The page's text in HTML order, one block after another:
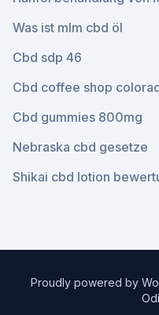
Was ist mlm cbd öl
Cbd sdp 46
Cbd coffee shop
Cbd gummies 800mg
Nebraska cbd gesetze
Shikai cbd lotion
Proudly powered by